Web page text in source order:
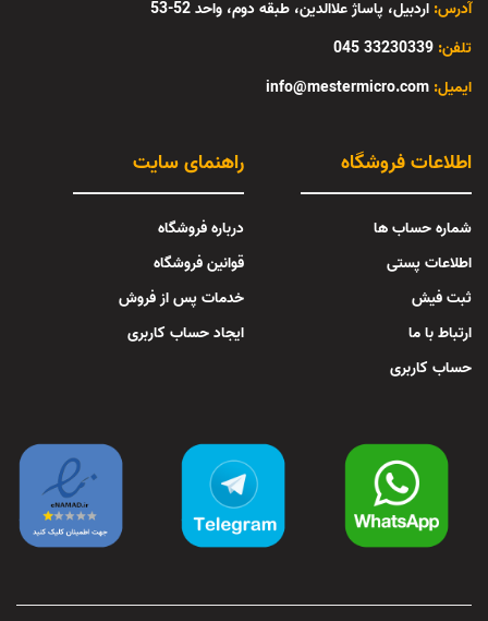
آدرس: اردبیل، پاساژ علاالدین، طبقه دوم، واحد 52-53
تلفن: 33230339 045
info@mestermicro.com :ایمیل
راهنمای سایت
درباره فروشگاه
قوانین فروشگاه
خدمات پس از فروش
ایجاد حساب کاربری
اطلاعات فروشگاه
شماره حساب ها
اطلاعات پستی
ثبت فیش
ارتباط با ما
حساب کاربری